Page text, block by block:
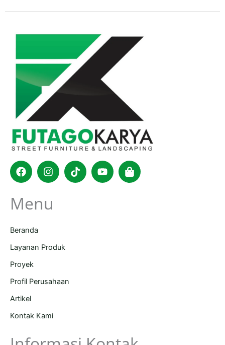
FacebookInstagram
TiktokYoutubeShopping-
bag
Menu
Beranda
Layanan Produk
Proyek
Profil Perusahaan
Artikel
Kontak Kami